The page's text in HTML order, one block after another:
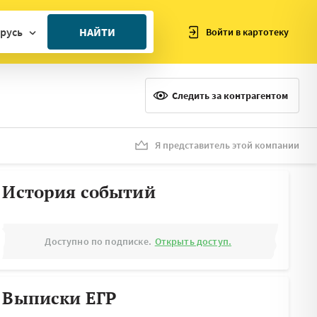
НАЙТИ Войти в картотеку
Следить за контрагентом
Я представитель этой компании
История событий
Доступно по подписке. Открыть доступ.
Выписки ЕГР